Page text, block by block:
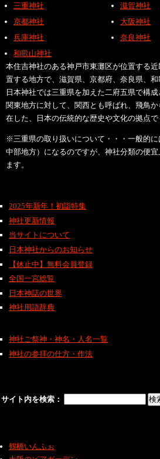
三重神社
滋賀神社
京都神社
大阪神社
兵庫神社
奈良神社
和歌山神社
本住吉神社のある神戸市東灘区が位置する
置する地方で、滋賀県、京都府、奈良県、
日本神社では三重県を加えた二府五県で構成
関東地方に対して、関西とも呼ばれ、飛鳥
在した、日本の伝統的な歴史や文化の拠点で
※三重県の取り扱いについて・・・一般的
中部地方）になるのですが、神社分類の便
ます。
2025年新年！初詣特集
神社更新情報
当サイトについて
日本神社からのお知らせ
【休止中】無料会員登録
全国一宮総覧
日本神話の世界
神社用語辞典
神社ご祭神・神名・人名一覧
神社の参拝の仕方・作法
サイト内を検索：
鶴橋いんふぉ